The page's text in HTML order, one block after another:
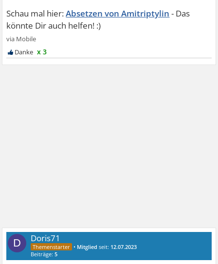
Absetzen von Amitriptylin
x 3
D Doris71
• Mitglied seit: 12.07.2023
Beiträge:5